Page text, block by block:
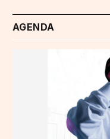
AGENDA